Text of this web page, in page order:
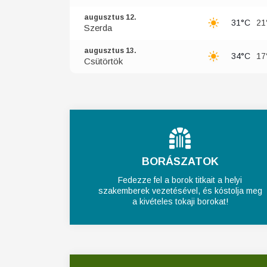
augusztus 12.
Szerda 31°C
augusztus 13.
Csütörtök 34°C
BORÁSZATOK
Fedezze fel a borok titkait a helyi
szakemberek vezetésével, és kóstolja meg
a kivételes tokaji borokat!